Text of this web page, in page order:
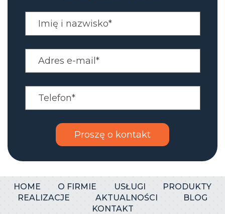
HOME O FIRMIE USŁUGI
PRODUKTY
REALIZACJE
AKTUALNOŚCI
BLOG
KONTAKT